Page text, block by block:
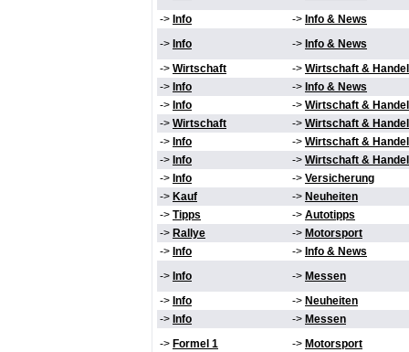
-> Info -> Info & News
-> Info -> Info & News
-> Wirtschaft -> Wirtschaft & Handel
-> Info -> Info & News
-> Info -> Wirtschaft & Handel
-> Wirtschaft -> Wirtschaft & Handel
-> Info -> Wirtschaft & Handel
-> Info -> Wirtschaft & Handel
-> Info -> Versicherung
-> Kauf -> Neuheiten
-> Tipps -> Autotipps
-> Rallye -> Motorsport
-> Info -> Info & News
-> Info -> Messen
-> Info -> Neuheiten
-> Info -> Messen
-> Formel 1 -> Motorsport